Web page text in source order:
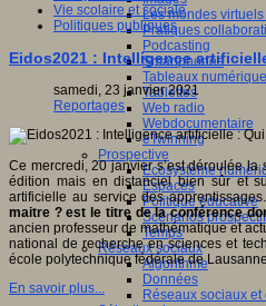
Les mondes
Pratiques
Podcasting
Smartphones
Tableaux
Tablettes
Web radio
Webdocumentaire
eTwinning
Prospective
Ecosystème
Espaces
Politique éducative
Scénarios
Temps
Réseaux sociaux
Algorithme
Données
Réseaux sociaux
Vie scolaire et sociale
Politiques publiques
Eidos2021 : Intelligence
samedi, 23 janvier 2021
Reportages
Ce mercredi, 20 janvier s’est déroulée
édition mais en distanciel bien sûr et
artificielle au service des apprentissages.
maitre ? est le titre de la conférence
ancien professeur de mathématique et
national de recherche en sciences et
école polytechnique fédérale de
En savoir plus...